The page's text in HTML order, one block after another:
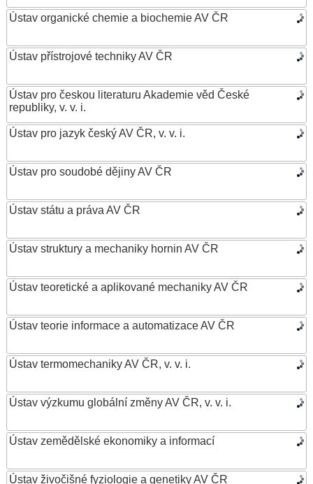
Ústav organické chemie a biochemie AV ČR
Ústav přístrojové techniky AV ČR
Ústav pro českou literaturu Akademie věd České
republiky, v. v. i.
Ústav pro jazyk český AV ČR, v. v. i.
Ústav pro soudobé dějiny AV ČR
Ústav státu a práva AV ČR
Ústav struktury a mechaniky hornin AV ČR
Ústav teoretické a aplikované mechaniky AV ČR
Ústav teorie informace a automatizace AV ČR
Ústav termomechaniky AV ČR, v. v. i.
Ústav výzkumu globální změny AV ČR, v. v. i.
Ústav zemědělské ekonomiky a informací
Ústav živočišné fyziologie a genetiky AV ČR